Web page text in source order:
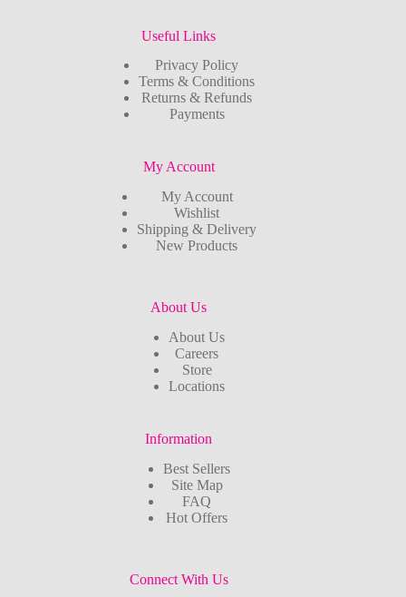
Useful Links
Privacy Policy
Terms & Conditions
Returns & Refunds
Payments
My Account
My Account
Wishlist
Shipping & Delivery
New Products
About Us
About Us
Careers
Store
Locations
Information
Best Sellers
Site Map
FAQ
Hot Offers
Connect With Us